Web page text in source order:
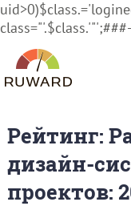
Рейтинг:
дизайн-
проектов: